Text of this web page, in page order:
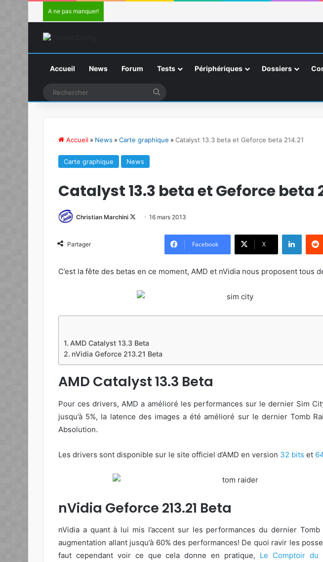
A ne pas manquer!
Accueil News Forum Tests Périphériques Dossiers
Accueil » News » Carte graphique » Catalyst 13.3 beta et Geforce beta 214.21
Carte graphique News
Catalyst 13.3 beta et Geforce beta
Christian Marchini
w
n
16 mars 2013
Partager Facebook X
Linkedin
C’est la fête des betas en ce moment, AMD et nVidia nous proposent tous
AMD Catalyst 13.3 Beta
nVidia Geforce 213.21 Beta
AMD Catalyst 13.3 Beta
Pour ces drivers, AMD a amélioré les performances sur le dernier Sim
jusqu’à 5%, la latence des images a été amélioré sur le dernier Tomb
Absolution.
Les drivers sont disponible sur le site officiel d’AMD en version 32 bits et
nVidia Geforce 213.21 Beta
nVidia a quant à lui mis l’accent sur les performances du dernier
augmentation allant jusqu’à 60% des performances! De quoi ravir les
faut cependant voir ce que cela donne en pratique, Le Comptoir du